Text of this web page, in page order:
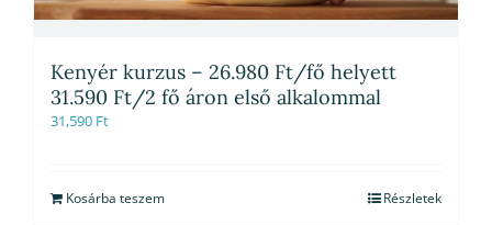
Kenyér kurzus – 26.980 Ft/fő helyett
31.590 Ft/2 fő áron első alkalommal
31,590 Ft
Kosárba teszem Részletek